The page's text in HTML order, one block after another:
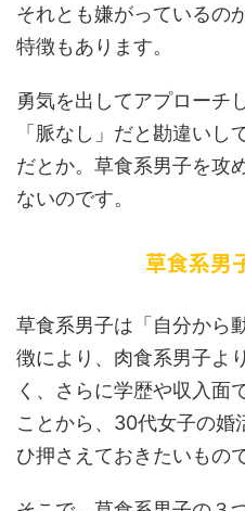
それとも嫌がっているの
特徴もあります。
勇気を出してアプローチ
「脈なし」だと勘違い
だとか。草食系男子を攻
ないのです。
草食系男
草食系男子は「自分から
徴により、肉食系男子よ
く、さらに学歴や収入面
ことから、30代女子の婚
ひ押さえておきたいもの